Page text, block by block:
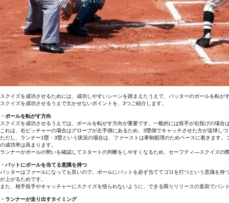
スクイズを成功させるためには、成功しやすいシーンを踏まえたうえで、バッターのボールを転が
スクイズを成功させるうえで欠かせないポイントを、3つご紹介します。
・ボールを転がす方向
スクイズを成功させるうえでは、ボールを転がす方向が重要です。一般的には投手が右投げの場
これは、右ピッチャーの場合はグローブが左手側にあるため、3塁側でキャッチさせた方が送球し
ただし、ランナー1塁・3塁という状況の場合は、ファーストは牽制処理のためベースに着きます
の成功率は高まります。
ランナーがボールの勢いを確認してスタートの判断をしやすくなるため、セーフティ―スクイズの
・バットにボールを当てる意識を持つ
バッターはファールになっても良いので、ボールにバットを必ず当ててゴロを打つという意識を
が上がるためです。
また、相手投手やキャッチャーにスクイズを悟られないように、できる限りリリースの直前でバン
・ランナーが走り出すタイミング